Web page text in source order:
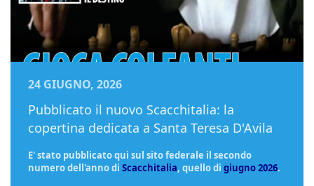
24 GIUGNO, 2026
Pubblicato il nuovo Scacchitalia: la
copertina dedicata a Santa Teresa D'Avila
E' stato pubblicato qui sul sito federale il secondo
numero dell'anno di Scacchitalia, quello di giugno 2026.